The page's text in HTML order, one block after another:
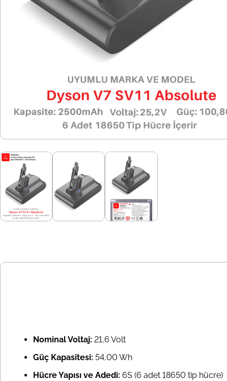
Nominal Voltaj: 21,6 Volt
Güç Kapasitesi: 54,00 Wh
Hücre Yapısı ve Adedi: 6S (6 adet 18650 tip hücre)